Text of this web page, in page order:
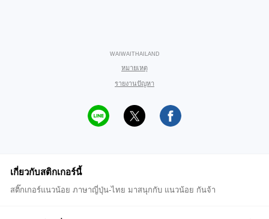
WAIWAITHAILAND
หมายเหตุ
รายงานปัญหา
เกี่ยวกับสติกเกอร์นี้
สติ๊กเกอร์แนวน้อย ภาษาญี่ปุ่น-ไทย มาสนุกกับ แนวน้อย กันจ้า